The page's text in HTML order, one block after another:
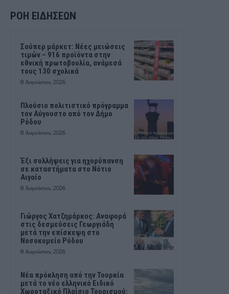
ΡΟΗ ΕΙΔΗΣΕΩΝ
Σούπερ μάρκετ: Νέες μειώσεις
τιμών – 916 προϊόντα στην
εθνική πρωτοβουλία, ανάμεσά
τους 130 σχολικά
8 Αυγούστου, 2026
Πλούσιο πολιτιστικό πρόγραμμα
τον Αύγουστο από τον Δήμο
Ρόδου
8 Αυγούστου, 2026
Έξι συλλήψεις για ηχορύπανση
σε καταστήματα στο Νότιο
Αιγαίο
8 Αυγούστου, 2026
Γιώργος Χατζημάρκος: Αναφορά
στις δεσμεύσεις Γεωργιάδη
μετά την επίσκεψη στο
Νοσοκομείο Ρόδου
8 Αυγούστου, 2026
Νέα πρόκληση από την Τουρκία
μετά το νέο ελληνικό Ειδικό
Χωροταξικό Πλαίσιο Τουρισμού: